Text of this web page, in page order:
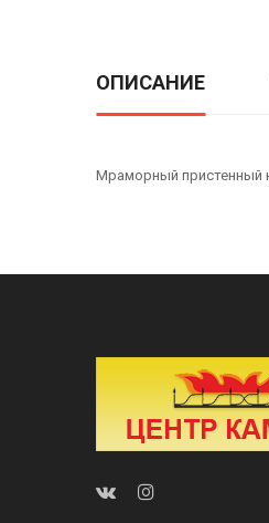
ОПИСАНИЕ
Мраморный пристенный